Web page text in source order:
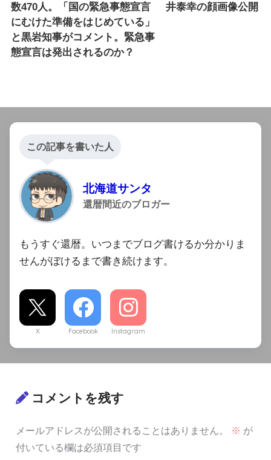
数470人。「国の緊急事態宣言
にむけた準備をはじめている」
と黒岩知事がコメント。緊急事
態宣言は発出されるのか？
井泰幸の顔画像公開
この記事を書いた人
北海道サンタ
還暦間近のブロガー
もうすぐ還暦。いつまでブログ書けるか分かりま
せんがぼけるまで書き続けます。
X Facebook Instagram
コメントを残す
メールアドレスが公開されることはありません。 ※ が
付いている欄は必須項目です